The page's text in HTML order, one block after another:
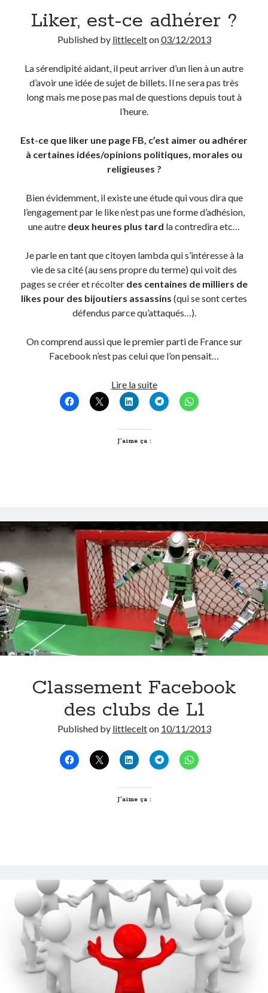
Derniers Commentaires
JF dansC’était pas mieux avant… à Lyon
littleceltdansComment j’ai opéré ma vélorution toute personnelle
Anthonydans Comment j’ai opéré ma vélorution toute personnelle
Comment j’ai opéré ma vélorution toute
Commentaires récents
JFdans C’était pas mieux avant… à Lyon
littleceltdansComment j’ai opéré ma vélorution toute personnelle
Anthonydans Comment j’ai opéré ma vélorution toute personnelle
personnelle
On parle de quoi ?
Coup de coeur
Patchwork
Photos
Proust
Sons
Sorties cuculturelles
Tavukoi
Vidéos
Liker, est-ce adhérer ?
Published by littlecelton03/12/2013
La sérendipité aidant, il peut arriver d’un lien à un autre
d’avoir une idée de sujet de billets. Il ne sera pas très
long mais me pose pas mal de questions depuis tout à
l’heure.
Est-ce que liker une page FB, c’est aimer ou adhérer
à certaines idées/opinions politiques, morales ou
religieuses ?
Bien évidemment, il existe une étude qui vous dira que
l’engagement par le like n’est pas une forme d’adhésion,
une autre deux heures plus tard la contredira etc…
Je parle en tant que citoyen lambda qui s’intéresse à la
vie de sa cité (au sens propre du terme) qui voit des
pages se créer et récolter des centaines de milliers de
likes pour des bijoutiers assassins (qui se sont certes
défendus parce qu’attaqués…).
On comprend aussi que le premier parti de France sur
Facebook n’est pas celui que l’on pensait…
Lire la suiteLiker,
est-
ce
J’aime ça :
Classement Facebook
des clubs de L1
Published by littlecelton 10/11/2013
J’aime ça :